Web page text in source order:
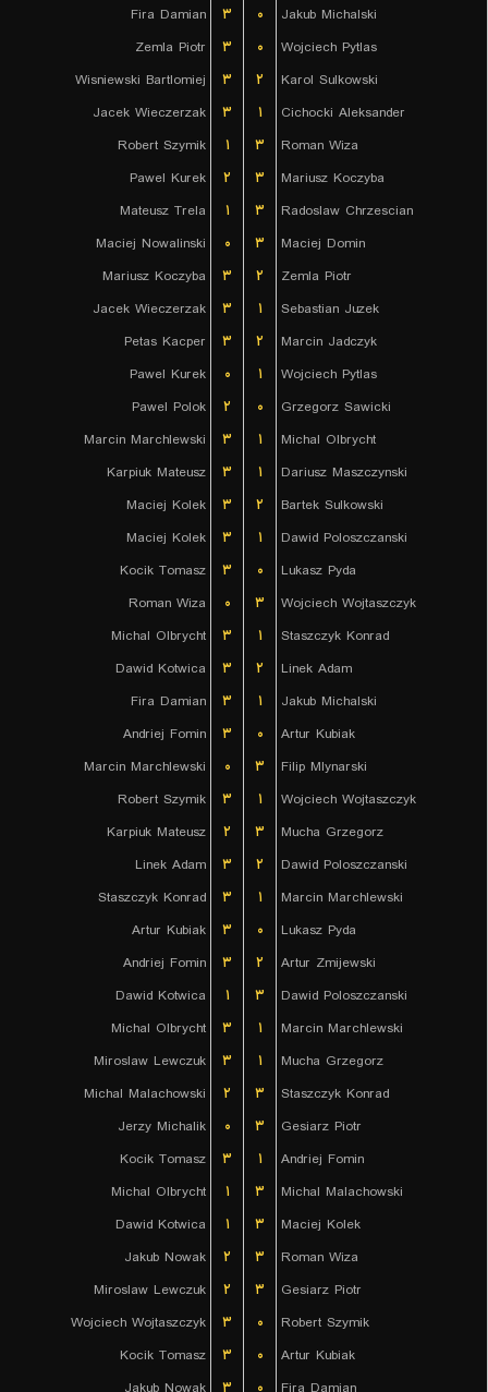
Fira Damian
۳ ۰
Jakub Michalski
Zemla Piotr
۳ ۰
Wojciech Pytlas
Wisniewski Bartlomiej
۳ ۲
Karol Sulkowski
Jacek Wieczerzak
۳ ۱
Cichocki Aleksander
Robert Szymik
۱ ۳
Roman Wiza
Pawel Kurek
۲ ۳
Mariusz Koczyba
Mateusz Trela
۱ ۳
Radoslaw Chrzescian
Maciej Nowalinski
۰ ۳
Maciej Domin
Mariusz Koczyba
۳ ۲
Zemla Piotr
Jacek Wieczerzak
۳ ۱
Sebastian Juzek
Petas Kacper
۳ ۲
Marcin Jadczyk
Pawel Kurek
۰ ۱
Wojciech Pytlas
Pawel Polok
۲ ۰
Grzegorz Sawicki
Marcin Marchlewski
۳ ۱
Michal Olbrycht
Karpiuk Mateusz
۳ ۱
Dariusz Maszczynski
Maciej Kolek
۳ ۲
Bartek Sulkowski
Maciej Kolek
۳ ۱
Dawid Poloszczanski
Kocik Tomasz
۳ ۰
Lukasz Pyda
Roman Wiza
۰ ۳
Wojciech Wojtaszczyk
Michal Olbrycht
۳ ۱
Staszczyk Konrad
Dawid Kotwica
۳ ۲
Linek Adam
Fira Damian
۳ ۱
Jakub Michalski
Andriej Fomin
۳ ۰
Artur Kubiak
Marcin Marchlewski
۰ ۳
Filip Mlynarski
Robert Szymik
۳ ۱
Wojciech Wojtaszczyk
Karpiuk Mateusz
۲ ۳
Mucha Grzegorz
Linek Adam
۳ ۲
Dawid Poloszczanski
Staszczyk Konrad
۳ ۱
Marcin Marchlewski
Artur Kubiak
۳ ۰
Lukasz Pyda
Andriej Fomin
۳ ۲
Artur Zmijewski
Dawid Kotwica
۱ ۳
Dawid Poloszczanski
Michal Olbrycht
۳ ۱
Marcin Marchlewski
Miroslaw Lewczuk
۳ ۱
Mucha Grzegorz
Michal Malachowski
۲ ۳
Staszczyk Konrad
Jerzy Michalik
۰ ۳
Gesiarz Piotr
Kocik Tomasz
۳ ۱
Andriej Fomin
Michal Olbrycht
۱ ۳
Michal Malachowski
Dawid Kotwica
۱ ۳
Maciej Kolek
Jakub Nowak
۲ ۳
Roman Wiza
Miroslaw Lewczuk
۲ ۳
Gesiarz Piotr
Wojciech Wojtaszczyk
۳ ۰
Robert Szymik
Kocik Tomasz
۳ ۰
Artur Kubiak